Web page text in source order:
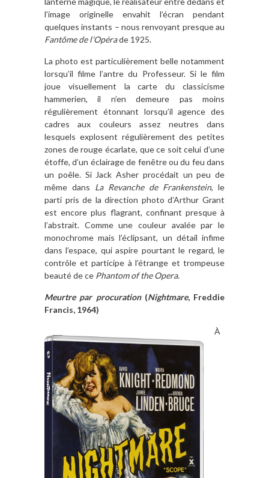
l’image originelle envahit l’écran pendant
quelques instants – nous renvoyant presque au
Fantôme de l’Opérade 1925.
La photo est particulièrement belle notamment
lorsqu’il filme l’antre du Professeur. Si le film
joue visuellement la carte du classicisme
hammerien, il n’en demeure pas moins
régulièrement étonnant lorsqu’il agence des
cadres aux couleurs assez neutres dans
lesquels explosent régulièrement des petites
zones de rouge écarlate, que ce soit celui d’une
étoffe, d’un éclairage de fenêtre ou du feu dans
un poêle. Si Jack Asher procédait un peu de
même dans La Revanche de Frankenstein, le
parti pris de la direction photo d’Arthur Grant
est encore plus flagrant, confinant presque à
l’abstrait. Comme une couleur avalée par le
monochrome mais l’éclipsant, un détail infime
dans l’espace, qui aspire pourtant le regard, le
contrôle et participe à l’étrange et trompeuse
beauté de ce Phantom of the Opera.
Meurtre par procuration(Nightmare, Freddie
Francis, 1964)
À